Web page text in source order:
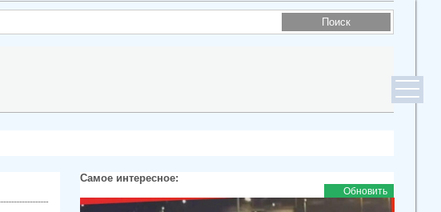
Самое интересное:
Обновить